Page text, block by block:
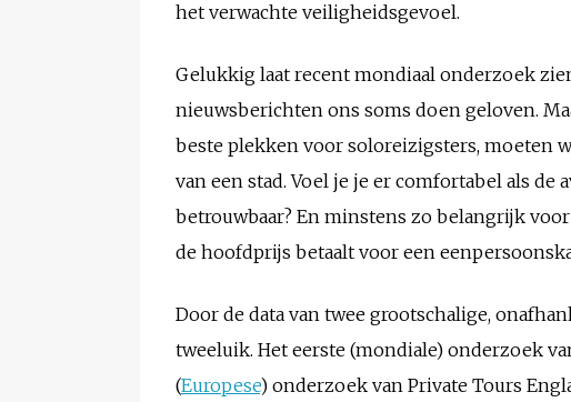
het verwachte veiligheidsgevoel.
Gelukkig laat recent mondiaal onderzoek
nieuwsberichten ons soms doen geloven.
beste plekken voor soloreizigsters, moeten
van een stad. Voel je je er comfortabel als
betrouwbaar? En minstens zo belangrijk
de hoofdprijs betaalt voor een
Door de data van twee grootschalige,
tweeluik. Het eerste (mondiale) onderzoek
(Europese) onderzoek van Private Tours